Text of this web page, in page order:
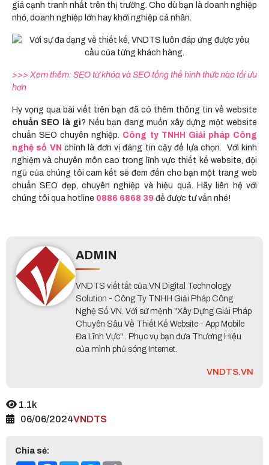
giá cạnh tranh nhất trên thị trường. Cho dù bạn là doanh nghiệp
nhỏ, doanh nghiệp lớn hay khởi nghiệp cá nhân.
>>> Xem thêm: SEO từ khóa và SEO tổng thể hình thức nào tối ưu
hơn
Hy vọng qua bài viết trên bạn đã có thêm thông tin về website
chuẩn SEO là gì? Nếu bạn đang muốn xây dựng một website
chuẩn SEO chuyên nghiệp. Công ty TNHH Giải pháp Công
nghệ số VN chính là đơn vị đáng tin cậy để lựa chọn. Với kinh
nghiệm và chuyên môn cao trong lĩnh vực thiết kế website, đội
ngũ của chúng tôi cam kết sẽ đem đến cho bạn một trang web
chuẩn SEO đẹp, chuyên nghiệp và hiệu quả. Hãy liên hệ với
chúng tôi qua hotline 0886 6868 39 để được tư vấn nhé!
ADMIN
VNDTS viết tắt của VN Digital Technology
Solution - Công Ty TNHH Giải Pháp Công
Nghệ Số VN. Với sứ mệnh "Xây Dựng Giải Pháp
Chuyên Sâu Về Thiết Kế Website - App Mobile
Đa Lĩnh Vực" . Phục vụ bạn đưa Thương Hiệu
của mình phủ sóng Internet.
VNDTS.VN
1.1k
06/06/2024VNDTS
Chia sẻ: